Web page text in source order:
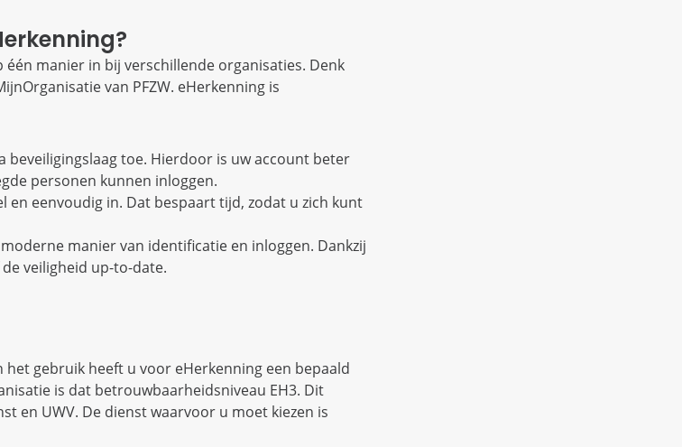
manier in bij verschillende organisaties. Denk
van PFZW. eHerkenning is
beveiligingslaag toe. Hierdoor is uw account beter
personen kunnen inloggen.
en eenvoudig in. Dat bespaart tijd, zodat u zich kunt
manier van identificatie en inloggen. Dankzij
veiligheid up-to-date.
het gebruik heeft u voor eHerkenning een bepaald
is dat betrouwbaarheidsniveau EH3. Dit
en UWV. De dienst waarvoor u moet kiezen is